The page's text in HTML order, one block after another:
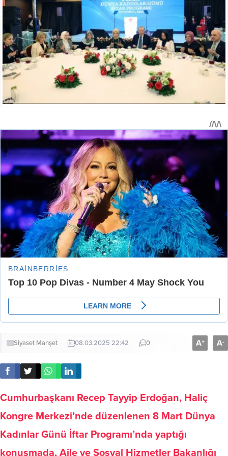
Siyaset Manşet 08.03.2025 22:42 0 A+ A-
Cumhurbaşkanı Recep Tayyip Erdoğan, Haliç
Kongre Merkezi’nde düzenlenen 8 Mart Dünya
Kadınlar Günü İftar Programı’nda yaptığı
konuşmada, Aile ve Sosyal Hizmetler Bakanlığı